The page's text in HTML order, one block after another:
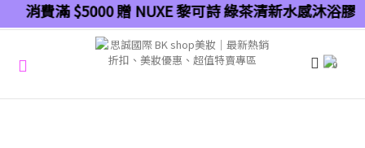
消費滿 $5000 贈 NUXE 黎可詩 綠茶清新水感沐浴
0